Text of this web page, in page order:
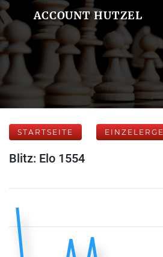
ACCOUNT HUTZEL
STARTSEITE
Blitz: Elo 1554